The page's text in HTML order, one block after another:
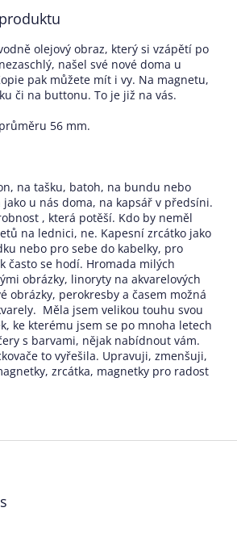
olejový obraz, který si vzápětí po
našel své nové doma u
pak můžete mít i vy. Na magnetu,
či na buttonu. To je již na vás.
56 mm.
na tašku, batoh, na bundu nebo
u nás doma, na kapsář v předsíni.
, která potěší. Kdo by neměl
na lednici, ne. Kapesní zrcátko jako
nebo pro sebe do kabelky, pro
často se hodí. Hromada milých
obrázky, linoryty na akvarelových
obrázky, perokresby a časem možná
Měla jsem velikou touhu svou
ke kterému jsem se po mnoha letech
s barvami, nějak nabídnout vám.
to vyřešila. Upravuji, zmenšuji,
zrcátka, magnetky pro radost